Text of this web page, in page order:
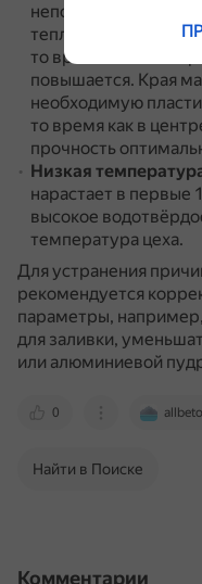
непосредственно у
тепло через
то время как
повышается. Края
необходимую
то время как в
прочность
Низкая
нарастает в первые
высокое
температура цеха.
Для устранения
рекомендуется
параметры,
для заливки,
или алюминиевой
0
Найти в Поиске
Комментарии